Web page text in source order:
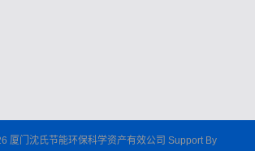
厦门沈氏节能环保科学资产有效公司 Support By